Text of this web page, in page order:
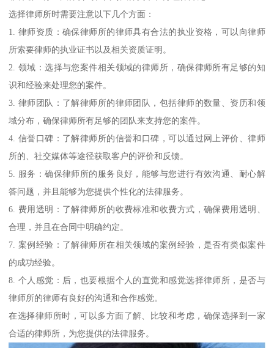
选择律师所时需要注意以下几个方面：
1. 律师资质：确保律师所的律师具有合法的执业资格，可以向律师
所索要律师的执业证书以及相关资质证明。
2. 领域：选择与您案件相关领域的律师所，确保律师所有足够的知
识和经验来处理您的案件。
3. 律师团队：了解律师所的律师团队，包括律师的数量、资历和领
域分布，确保律师所有足够的团队来支持您的案件。
4. 信誉口碑：了解律师所的信誉和口碑，可以通过网上评价、律师
所的、社交媒体等途径获取客户的评价和反馈。
5. 服务：确保律师所的服务良好，能够与您进行有效沟通、耐心解
答问题，并且能够为您提供个性化的法律服务。
6. 费用透明：了解律师所的收费标准和收费方式，确保费用透明、
合理，并且在合同中明确约定。
7. 案例经验：了解律师所在相关领域的案例经验，是否有类似案件
的成功经验。
8. 个人感觉：后，也要根据个人的直觉和感觉选择律师所，是否与
律师所的律师有良好的沟通和合作感觉。
在选择律师所时，可以多方面了解、比较和考虑，确保选择到一家
合适的律师所，为您提供的法律服务。